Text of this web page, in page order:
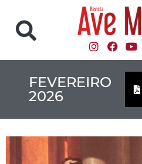
FEVEREIRO
2026